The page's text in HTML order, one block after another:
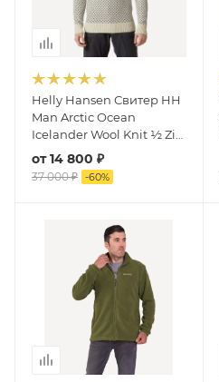
Helly Hansen Свитер HH
Man Arctic Ocean
Icelander Wool Knit ½ Zip
Sweater
от14 800 ₽
37 000 ₽ -60%